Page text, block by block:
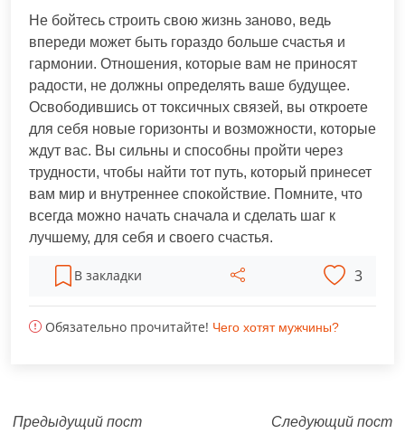
Не бойтесь строить свою жизнь заново, ведь
впереди может быть гораздо больше счастья и
гармонии. Отношения, которые вам не приносят
радости, не должны определять ваше будущее.
Освободившись от токсичных связей, вы откроете
для себя новые горизонты и возможности, которые
ждут вас. Вы сильны и способны пройти через
трудности, чтобы найти тот путь, который принесет
вам мир и внутреннее спокойствие. Помните, что
всегда можно начать сначала и сделать шаг к
лучшему, для себя и своего счастья.
В закладки 3
Обязательно прочитайте! Чего хотят мужчины?
Предыдущий пост Следующий пост